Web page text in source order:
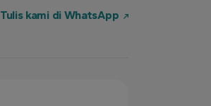
Tulis kami di WhatsApp